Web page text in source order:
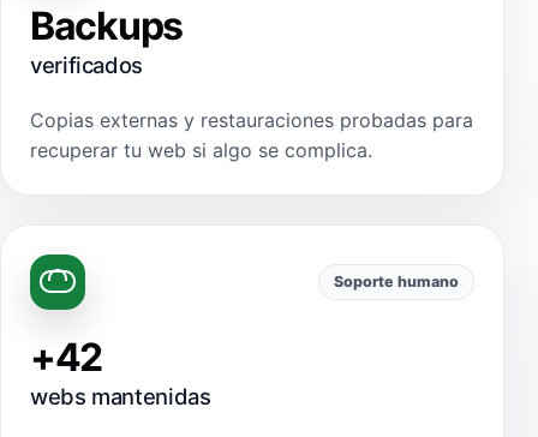
Backups
verificados
Copias externas y restauraciones probadas para
recuperar tu web si algo se complica.
Soporte humano
+42
webs mantenidas